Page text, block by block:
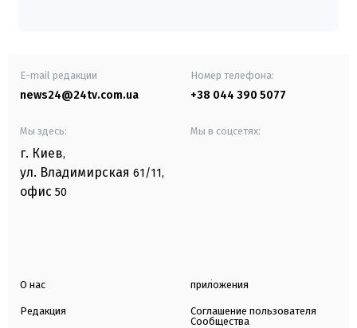
E-mail редакции
news24@24tv.com.ua
Номер телефона:
+38 044 390 5077
Мы здесь:
г. Киев,
ул. Владимирская 61/11,
офис 50
Мы в соцсетях:
О нас
Редакция
приложения
Соглашение пользователя
Сообщества